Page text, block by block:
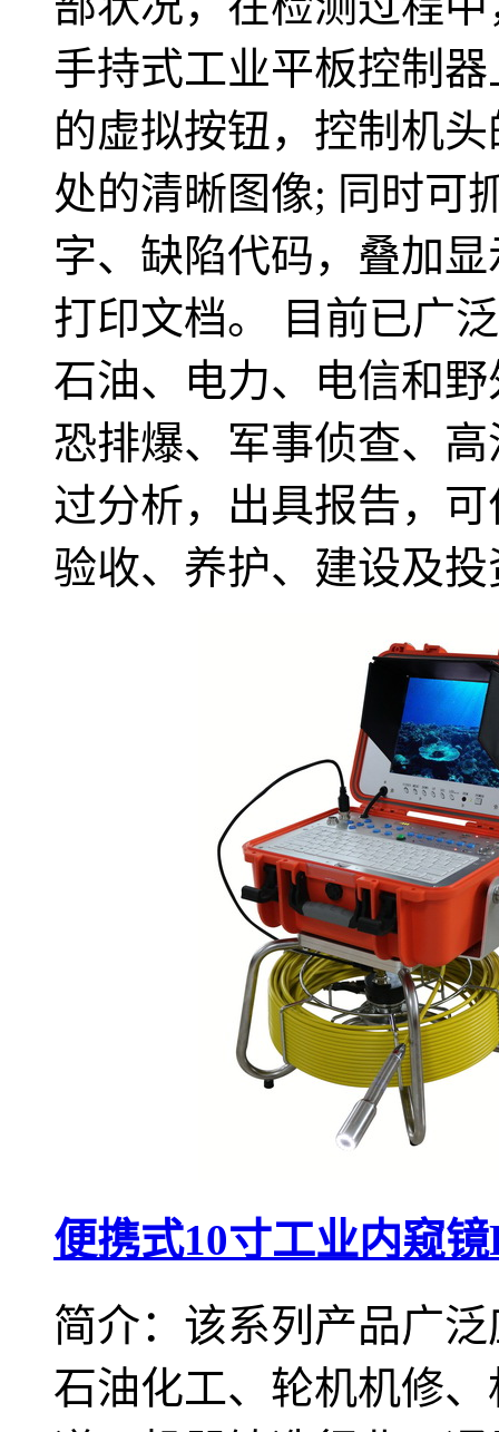
手持式工业平板控制
的虚拟按钮，控制机
处的清晰图像; 同时可
字、缺陷代码，叠加
打印文档。 目前已广
石油、电力、电信和
恐排爆、军事侦查、
过分析，出具报告，
验收、养护、建设及
便携式10寸工业内窥镜
简介：该系列产品广
石油化工、轮机机修